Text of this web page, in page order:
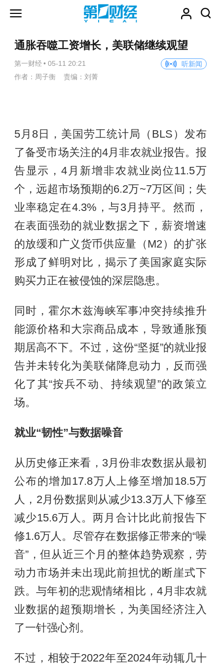
通胀吞噬工资增长，美联储继续观望
第一财经 • 05-11 20:21
听新闻
作者：周子衡 责编：刘菁
5月8日，美国劳工统计局（BLS）发布
了备受市场关注的4月非农就业报告。报
告显示，4月新增非农就业岗位11.5万
个，远超市场预期的6.2万~7万区间；失
业率稳定在4.3%，与3月持平。然而，
在表面强劲的就业数据之下，薪资增速
的放缓和广义货币供应量（M2）的扩张
形成了鲜明对比，揭示了美国家庭实际
购买力正在被侵蚀的深层隐患。
同时，霍尔木兹海峡军事冲突持续推升
能源价格和大宗商品成本，导致通胀预
期居高不下。不过，这份“坚挺”的就业报
告并未转化为美联储降息动力，反而强
化了其“按兵不动、持续观望”的政策立
场。
就业“韧性”与数据噪音
从历史修正来看，3月份非农数据从最初
公布的增加17.8万人上修至增加18.5万
人，2月份数据则从减少13.3万人下修至
减少15.6万人。两月合计比此前报告下
修1.6万人。尽管存在数据修正带来的“噪
音”，但从近三个月的整体趋势观察，劳
动力市场并未出现此前担忧的断崖式下
跌。与年初的悲观情绪相比，4月非农就
业数据的超预期增长，为美国经济注入
了一针强心剂。
不过，相较于2022年至2024年动辄几十